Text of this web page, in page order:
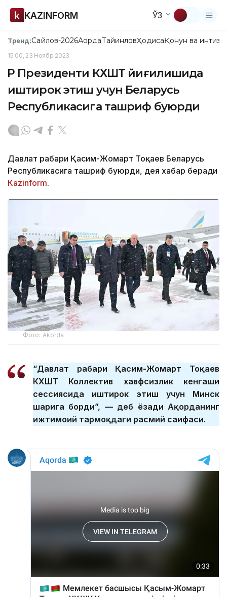
KAZINFORM ЎЗ
Тренд:Сайлов-2026АқордаТайинловҲодисаҚонун ва
15:00, 23 Ноябр 2023
ҚР Президенти КХШТ йиғилишида
иштирок этиш учун Беларусь
Республикасига ташриф буюрди
Давлат раҳбари Қасим-Жомарт Тоқаев Беларусь
Республикасига ташриф буюрди, дея хабар беради
Каzinform.
Фото: Akorda
“Давлат раҳбари Қасим-Жомарт Тоқаев
КХШТ Коллектив хавфсизлик кенгаши
сессиясида иштирок этиш учун Минск
шаҳрига борди”, — деб ёзади Ақорданинг
ижтимоий тармоқдаги расмий саҳифаси.